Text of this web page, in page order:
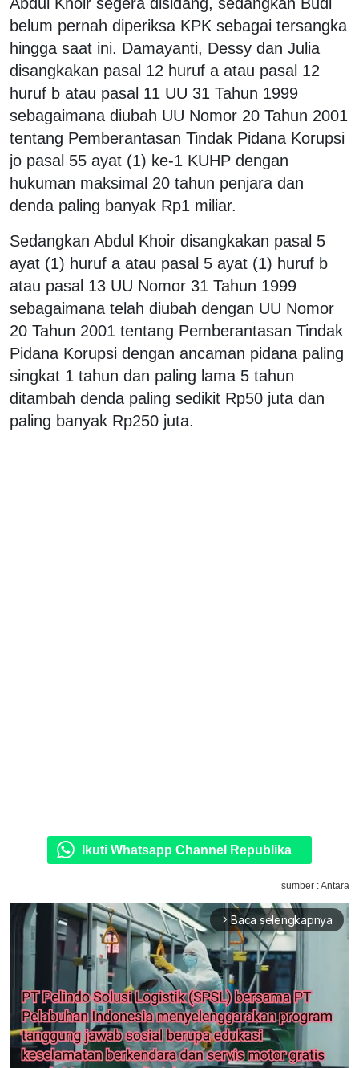
belum pernah diperiksa KPK sebagai tersangka
hingga saat ini. Damayanti, Dessy dan Julia
disangkakan pasal 12 huruf a atau pasal 12
huruf b atau pasal 11 UU 31 Tahun 1999
sebagaimana diubah UU Nomor 20 Tahun 2001
tentang Pemberantasan Tindak Pidana Korupsi
jo pasal 55 ayat (1) ke-1 KUHP dengan
hukuman maksimal 20 tahun penjara dan
denda paling banyak Rp1 miliar.
Sedangkan Abdul Khoir disangkakan pasal 5
ayat (1) huruf a atau pasal 5 ayat (1) huruf b
atau pasal 13 UU Nomor 31 Tahun 1999
sebagaimana telah diubah dengan UU Nomor
20 Tahun 2001 tentang Pemberantasan Tindak
Pidana Korupsi dengan ancaman pidana paling
singkat 1 tahun dan paling lama 5 tahun
ditambah denda paling sedikit Rp50 juta dan
paling banyak Rp250 juta.
Ikuti Whatsapp Channel Republika
sumber : Antara
arrow_forward_ios Baca selengkapnya